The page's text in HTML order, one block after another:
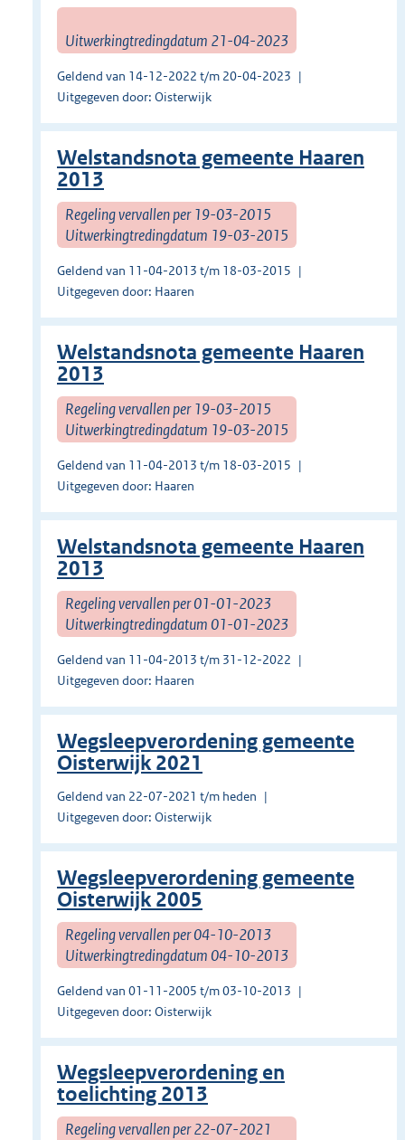
Uitwerkingtredingdatum 21-04-2023
Geldend van 14-12-2022 t/m 20-04-2023
Uitgegeven door: Oisterwijk
Welstandsnota gemeente Haaren
2013
Regeling vervallen per 19-03-2015
Uitwerkingtredingdatum 19-03-2015
Geldend van 11-04-2013 t/m 18-03-2015
Uitgegeven door: Haaren
Welstandsnota gemeente Haaren
2013
Regeling vervallen per 19-03-2015
Uitwerkingtredingdatum 19-03-2015
Geldend van 11-04-2013 t/m 18-03-2015
Uitgegeven door: Haaren
Welstandsnota gemeente Haaren
2013
Regeling vervallen per 01-01-2023
Uitwerkingtredingdatum 01-01-2023
Geldend van 11-04-2013 t/m 31-12-2022
Uitgegeven door: Haaren
Wegsleepverordening gemeente
Oisterwijk 2021
Geldend van 22-07-2021 t/m heden
Uitgegeven door: Oisterwijk
Wegsleepverordening gemeente
Oisterwijk 2005
Regeling vervallen per 04-10-2013
Uitwerkingtredingdatum 04-10-2013
Geldend van 01-11-2005 t/m 03-10-2013
Uitgegeven door: Oisterwijk
Wegsleepverordening en
toelichting 2013
Regeling vervallen per 22-07-2021